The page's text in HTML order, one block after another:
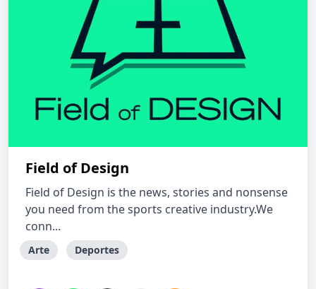
Field of Design
Field of Design is the news, stories and nonsense
you need from the sports creative industry.We
conn...
Arte Deportes